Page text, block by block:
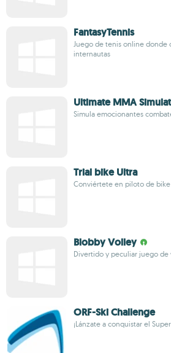
FantasyTennis
Juego de tenis online donde
internautas
Ultimate MMA
Simula emocionantes
Trial bike Ultra
Conviértete en piloto de
Blobby Volley
Divertido y peculiar juego de
ORF-Ski Challenge
¡Lánzate a conquistar el